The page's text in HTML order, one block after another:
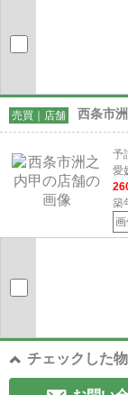
売買｜店舗 西条市
予
愛
築
画
チェックした